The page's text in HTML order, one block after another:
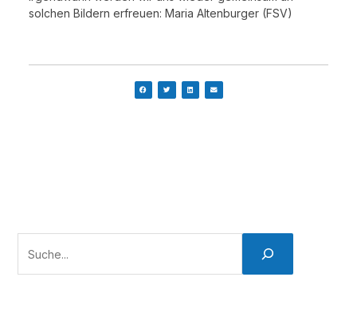
solchen Bildern erfreuen: Maria Altenburger (FSV)